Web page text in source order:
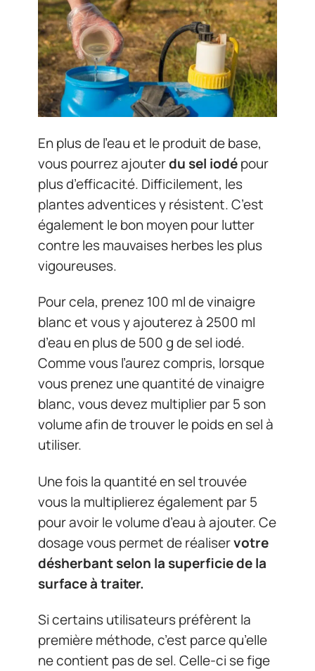
En plus de l’eau et le produit de base,
vous pourrez ajouterdu sel iodépour
plus d’efficacité. Difficilement, les
plantes adventices y résistent. C’est
également le bon moyen pour lutter
contre les mauvaises herbes les plus
vigoureuses.
Pour cela, prenez 100 ml de vinaigre
blanc et vous y ajouterez à 2500 ml
d’eau en plus de 500 g de sel iodé.
Comme vous l’aurez compris, lorsque
vous prenez une quantité de vinaigre
blanc, vous devez multiplier par 5 son
volume afin de trouver le poids en sel à
utiliser.
Une fois la quantité en sel trouvée
vous la multiplierez également par 5
pour avoir le volume d’eau à ajouter. Ce
dosage vous permet de réaliservotre
désherbant selon la superficie de la
surface à traiter.
Si certains utilisateurs préfèrent la
première méthode, c’est parce qu’elle
ne contient pas de sel. Celle-ci se fige